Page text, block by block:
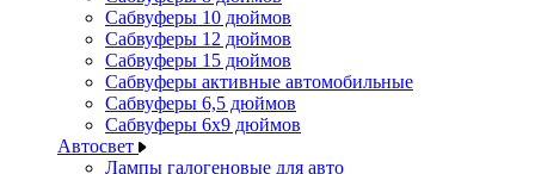
Сабвуферы 10 дюймов
Сабвуферы 12 дюймов
Сабвуферы 15 дюймов
Сабвуферы активные автомобильные
Сабвуферы 6,5 дюймов
Сабвуферы 6x9 дюймов
Автосвет
Лампы галогеновые для авто